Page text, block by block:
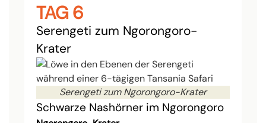
TAG 6
Serengeti zum Ngorongoro-
Krater
Serengeti zum Ngorongoro-Krater
Schwarze Nashörner im Ngorongoro